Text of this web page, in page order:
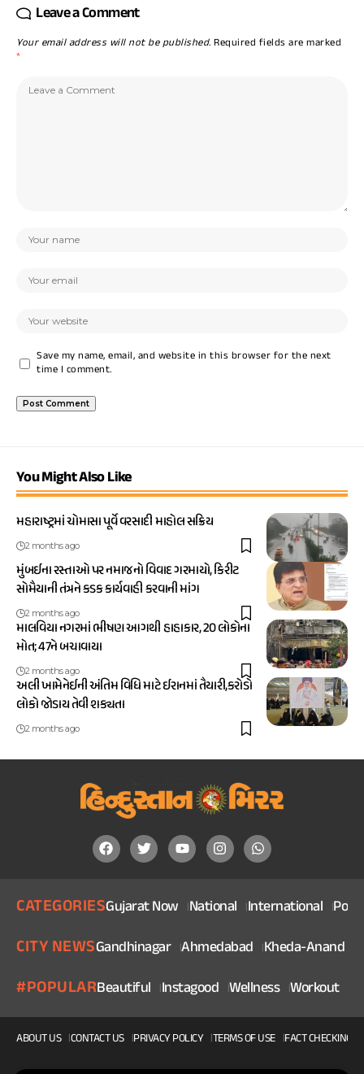
Leave a Comment
Your email address will not be published. Required fields are marked
*
Save my name, email, and website in this browser for the next
time I comment.
You Might Also Like
મહારાષ્ટ્રમાં ચોમાસા પૂર્વે વરસાદી માહોલ સક્રિય
2 months ago
મુંબઈના રસ્તાઓ પર નમાજનો વિવાદ ગરમાયો, કિરીટ
સોમૈયાની તંત્રને કડક કાર્યવાહી કરવાની માંગ
2 months ago
માલવિયા નગરમાં ભીષણ આગથી હાહાકાર, 20 લોકોના
મોત; 47ને બચાવાયા
2 months ago
અલી ખામેનેઈની અંતિમ વિધિ માટે ઈરાનમાં તૈયારી,કરોડો
લોકો જોડાય તેવી શક્યતા
2 months ago
CATEGORIESGujarat Now National International
CITY NEWSGandhinagar Ahmedabad Kheda-Anand
#POPULARBeautiful Instagood Wellness Workout
ABOUT US CONTACT US PRIVACY POLICY TERMS OF USE FACT CHECKING